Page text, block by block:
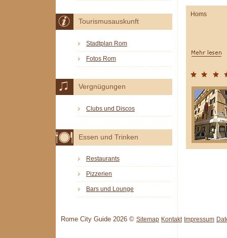
Homs
Tourismusauskunft
Stadtplan Rom
Fotos Rom
Vergnügungen
Clubs und Discos
Essen und Trinken
Restaurants
Pizzerien
Bars und Lounge
Rome City Guide 2026 © Sitemap Kontakt Impressum